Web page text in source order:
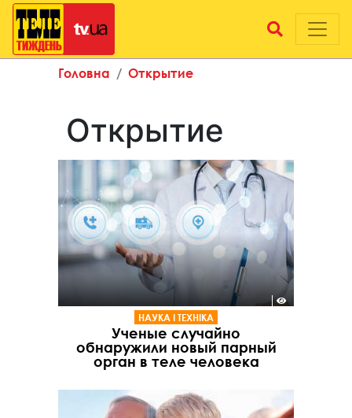
Головна Открытие
Открытие
НАУКА І ТЕХНІКА
Ученые случайно
обнаружили новый парный
орган в теле человека